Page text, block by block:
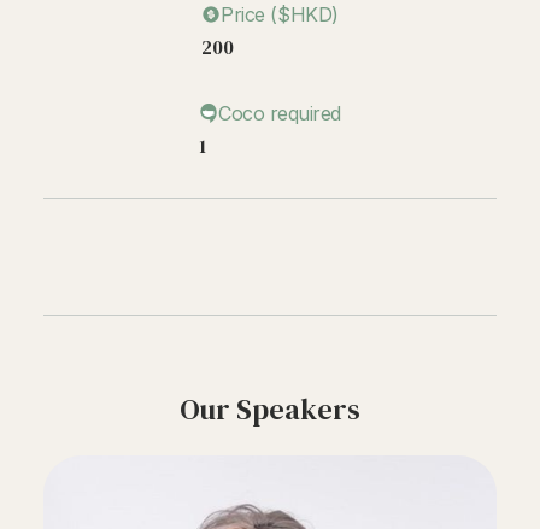
Price ($HKD)
200
Coco required
1
Our Speakers